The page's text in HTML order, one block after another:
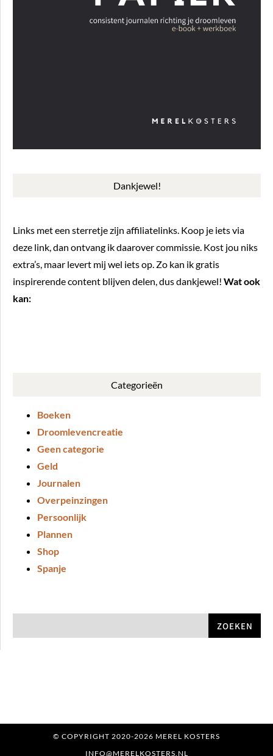
Dankjewel!
Links met een sterretje zijn affiliatelinks. Koop je iets via
deze link, dan ontvang ik daarover commissie. Kost jou niks
extra’s, maar levert mij wel iets op. Zo kan ik gratis
inspirerende content blijven delen, dus dankjewel! Wat ook
kan:
Categorieën
Boeken
Droomlevencreatie
Geen categorie
Geld
Journalen
Overpeinzingen
Persoonlijk
Plannen
Shop
Spanje
ZOEKEN
© COPYRIGHT 2020-2026 MEREL KOSTERS
INFO@MERELKOSTERS.NL